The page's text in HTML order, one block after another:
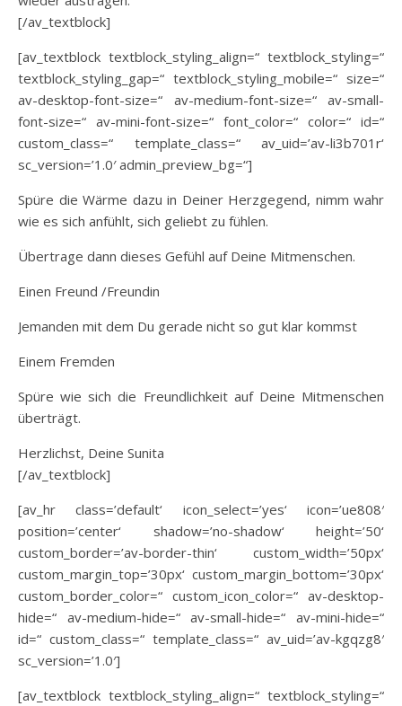
[/av_textblock]
[av_textblock textblock_styling_align=“ textblock_styling=“
textblock_styling_gap=“ textblock_styling_mobile=“ size=“
av-desktop-font-size=“ av-medium-font-size=“ av-small-
font-size=“ av-mini-font-size=“ font_color=“ color=“ id=“
custom_class=“ template_class=“ av_uid=’av-li3b701r‘
sc_version=’1.0′ admin_preview_bg=“]
Spüre die Wärme dazu in Deiner Herzgegend, nimm wahr
wie es sich anfühlt, sich geliebt zu fühlen.
Übertrage dann dieses Gefühl auf Deine Mitmenschen.
Einen Freund /Freundin
Jemanden mit dem Du gerade nicht so gut klar kommst
Einem Fremden
Spüre wie sich die Freundlichkeit auf Deine Mitmenschen
überträgt.
Herzlichst, Deine Sunita
[/av_textblock]
[av_hr class=’default‘ icon_select=’yes‘ icon=’ue808′
position=’center‘ shadow=’no-shadow‘ height=’50‘
custom_border=’av-border-thin‘ custom_width=’50px‘
custom_margin_top=’30px‘ custom_margin_bottom=’30px‘
custom_border_color=“ custom_icon_color=“ av-desktop-
hide=“ av-medium-hide=“ av-small-hide=“ av-mini-hide=“
id=“ custom_class=“ template_class=“ av_uid=’av-kgqzg8′
sc_version=’1.0′]
[av_textblock textblock_styling_align=“ textblock_styling=“